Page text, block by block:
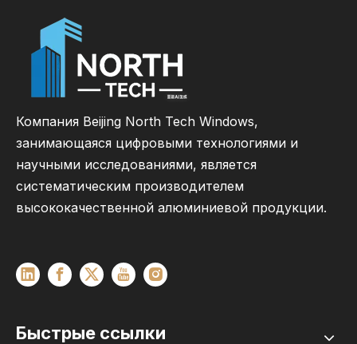
Компания Beijing North Tech Windows,
занимающаяся цифровыми технологиями и
научными исследованиями, является
систематическим производителем
высококачественной алюминиевой продукции.
Быстрые ссылки